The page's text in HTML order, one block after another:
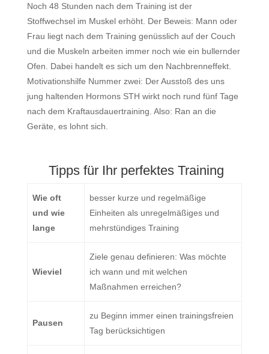
Noch 48 Stunden nach dem Training ist der
Stoffwechsel im Muskel erhöht. Der Beweis: Mann oder
Frau liegt nach dem Training genüsslich auf der Couch
und die Muskeln arbeiten immer noch wie ein bullernder
Ofen. Dabei handelt es sich um den Nachbrenneffekt.
Motivationshilfe Nummer zwei: Der Ausstoß des uns
jung haltenden Hormons STH wirkt noch rund fünf Tage
nach dem Kraftausdauertraining. Also: Ran an die
Geräte, es lohnt sich.
Tipps für Ihr perfektes Training
Wie oft
und wie
lange
besser kurze und regelmäßige
Einheiten als unregelmäßiges und
mehrstündiges Training
Wieviel
Ziele genau definieren: Was möchte
ich wann und mit welchen
Maßnahmen erreichen?
Pausen
zu Beginn immer einen trainingsfreien
Tag berücksichtigen